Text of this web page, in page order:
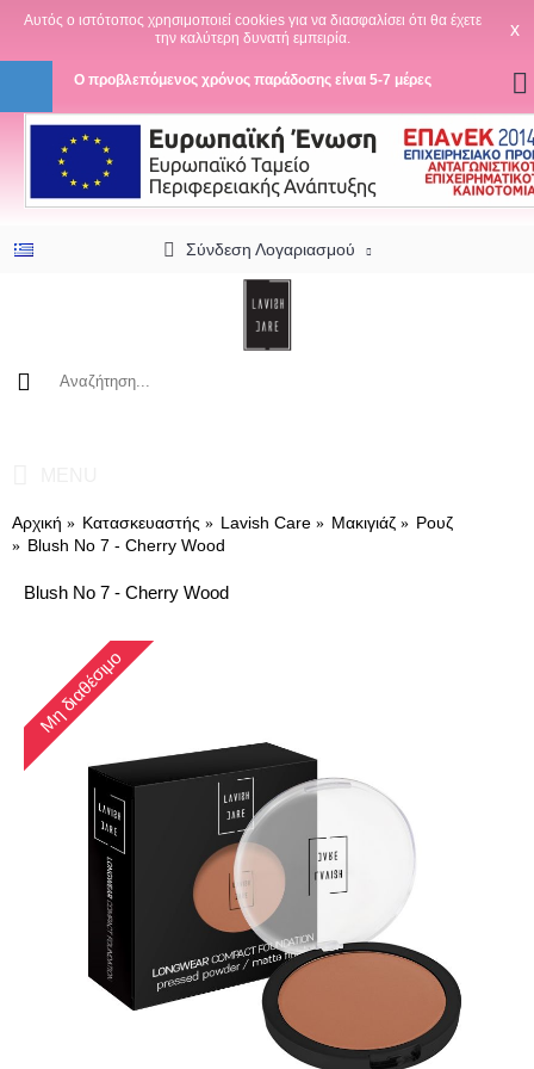
Αυτός ο ιστότοπος χρησιμοποιεί cookies για να διασφαλίσει ότι θα έχετε
την καλύτερη δυνατή εμπειρία.
x
Ο προβλεπόμενος χρόνος παράδοσης είναι 5-7 μέρες
Σύνδεση Λογαριασμού
Αρχική Κατασκευαστής Lavish Care Μακιγιάζ
Ρουζ
Blush No 7 - Cherry Wood
Blush No 7 - Cherry Wood
Μη διαθέσιμο